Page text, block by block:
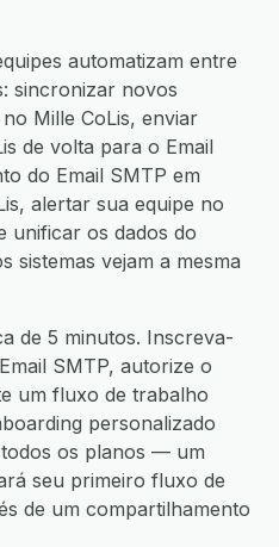
automatizam entre
sincronizar novos
Mille CoLis, enviar
de volta para o Email
do Email SMTP em
alertar sua equipe no
unificar os dados do
sistemas vejam a mesma
de 5 minutos. Inscreva-
SMTP, autorize o
um fluxo de trabalho
personalizado
os planos — um
seu primeiro fluxo de
de um compartilhamento